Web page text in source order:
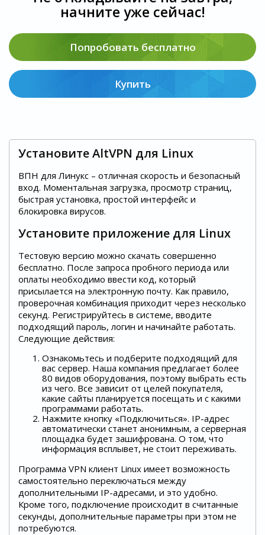
начните уже сейчас!
Попробовать бесплатно
Купить
Установите AltVPN для Linux
ВПН для Линукс – отличная скорость и безопасный
вход. Моментальная загрузка, просмотр страниц,
быстрая установка, простой интерфейс и
блокировка вирусов.
Установите приложение для Linux
Тестовую версию можно скачать совершенно
бесплатно. После запроса пробного периода или
оплаты необходимо ввести код, который
присылается на электронную почту. Как правило,
проверочная комбинация приходит через несколько
секунд. Регистрируйтесь в системе, вводите
подходящий пароль, логин и начинайте работать.
Следующие действия:
Ознакомьтесь и подберите подходящий для
вас сервер. Наша компания предлагает более
80 видов оборудования, поэтому выбрать есть
из чего. Все зависит от целей покупателя,
какие сайты планируется посещать и с какими
программами работать.
Нажмите кнопку «Подключиться». IP-адрес
автоматически станет анонимным, а серверная
площадка будет зашифрована. О том, что
информация всплывет, не стоит переживать.
Программа VPN клиент Linux имеет возможность
самостоятельно переключаться между
дополнительными IP-адресами, и это удобно.
Кроме того, подключение происходит в считанные
секунды, дополнительные параметры при этом не
потребуются.